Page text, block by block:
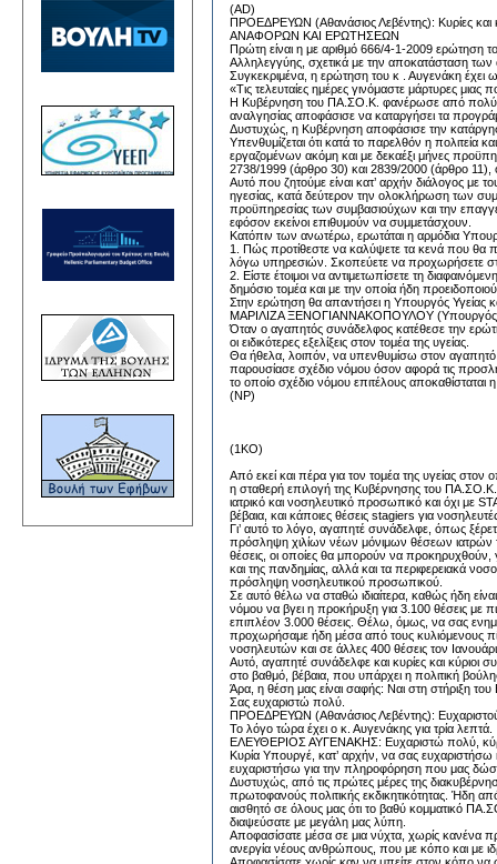
(AD)
ΠΡΟΕΔΡΕΥΩΝ (Αθανάσιος Λεβέντης): Κυρίες και
ΑΝΑΦΟΡΩΝ ΚΑΙ ΕΡΩΤΗΣΕΩΝ
Πρώτη είναι η με αριθμό 666/4-1-2009 ερώτηση
Αλληλεγγύης, σχετικά με την αποκατάσταση
Συγκεκριμένα, η ερώτηση του κ . Αυγενάκη έχει
«Τις τελευταίες ημέρες γινόμαστε μάρτυρες μιας
Η Κυβέρνηση του ΠΑ.ΣΟ.Κ. φανέρωσε από πολύ
αναλγησίας αποφάσισε να καταργήσει τα
Δυστυχώς, η Κυβέρνηση αποφάσισε την
Υπενθυμίζεται ότι κατά το παρελθόν η
εργαζομένων ακόμη και με δεκαέξι μήνες
2738/1999 (άρθρο 30) και 2839/2000 (άρθρο 11),
Αυτό που ζητούμε είναι κατ’ αρχήν διάλογος
ηγεσίας, κατά δεύτερον την ολοκλήρωση των
προϋπηρεσίας των συμβασιούχων και την
εφόσον εκείνοι επιθυμούν να συμμετάσχουν.
Κατόπιν των ανωτέρω, ερωτάται η αρμόδια
1. Πώς προτίθεστε να καλύψετε τα κενά που θα
λόγω υπηρεσιών. Σκοπεύετε να προχωρήσετε
2. Είστε έτοιμοι να αντιμετωπίσετε τη
δημόσιο τομέα και με την οποία ήδη
Στην ερώτηση θα απαντήσει η Υπουργός Υγείας
ΜΑΡΙΛΙΖΑ ΞΕΝΟΓΙΑΝΝΑΚΟΠΟΥΛΟΥ (Υπουργός
Όταν ο αγαπητός συνάδελφος κατέθεσε την
οι ειδικότερες εξελίξεις στον τομέα της υγείας.
Θα ήθελα, λοιπόν, να υπενθυμίσω στον αγαπητό
παρουσίασε σχέδιο νόμου όσον αφορά τις
το οποίο σχέδιο νόμου επιτέλους αποκαθίσταται
(NP)
(1KO)
Από εκεί και πέρα για τον τομέα της υγείας
η σταθερή επιλογή της Κυβέρνησης του ΠΑ.ΣΟ.Κ.
ιατρικό και νοσηλευτικό προσωπικό και όχι με
βέβαια, και κάποιες θέσεις stagiers για
Γι’ αυτό το λόγο, αγαπητέ συνάδελφε, όπως
πρόσληψη χιλίων νέων μόνιμων θέσεων ιατρών
θέσεις, οι οποίες θα μπορούν να προκηρυχθούν,
και της πανδημίας, αλλά και τα περιφερειακά
πρόσληψη νοσηλευτικού προσωπικού.
Σε αυτό θέλω να σταθώ ιδιαίτερα, καθώς ήδη
νόμου να βγει η προκήρυξη για 3.100 θέσεις με
επιπλέον 3.000 θέσεις. Θέλω, όμως, να σας
προχωρήσαμε ήδη μέσα από τους κυλιόμενους
νοσηλευτών και σε άλλες 400 θέσεις τον
Αυτό, αγαπητέ συνάδελφε και κυρίες και κύριοι
στο βαθμό, βέβαια, που υπάρχει η πολιτική
Άρα, η θέση μας είναι σαφής: Ναι στη στήριξη
Σας ευχαριστώ πολύ.
ΠΡΟΕΔΡΕΥΩΝ (Αθανάσιος Λεβέντης):
Το λόγο τώρα έχει ο κ. Αυγενάκης για τρία λεπτά.
ΕΛΕΥΘΕΡΙΟΣ ΑΥΓΕΝΑΚΗΣ: Ευχαριστώ πολύ,
Κυρία Υπουργέ, κατ’ αρχήν, να σας
ευχαριστήσω για την πληροφόρηση που μας
Δυστυχώς, από τις πρώτες μέρες της
πρωτοφανούς πολιτικής εκδικητικότητας. Ήδη
αισθητό σε όλους μας ότι το βαθύ κομματικό
διαψεύσατε με μεγάλη μας λύπη.
Αποφασίσατε μέσα σε μια νύχτα, χωρίς κανένα
ανεργία νέους ανθρώπους, που με κόπο και με